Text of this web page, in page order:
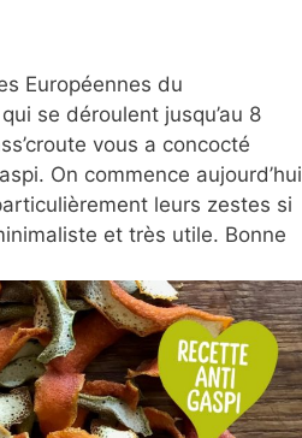
Européennes du
se déroulent jusqu’au 8
vous a concocté
On commence aujourd’hui
leurs zestes si
et très utile. Bonne